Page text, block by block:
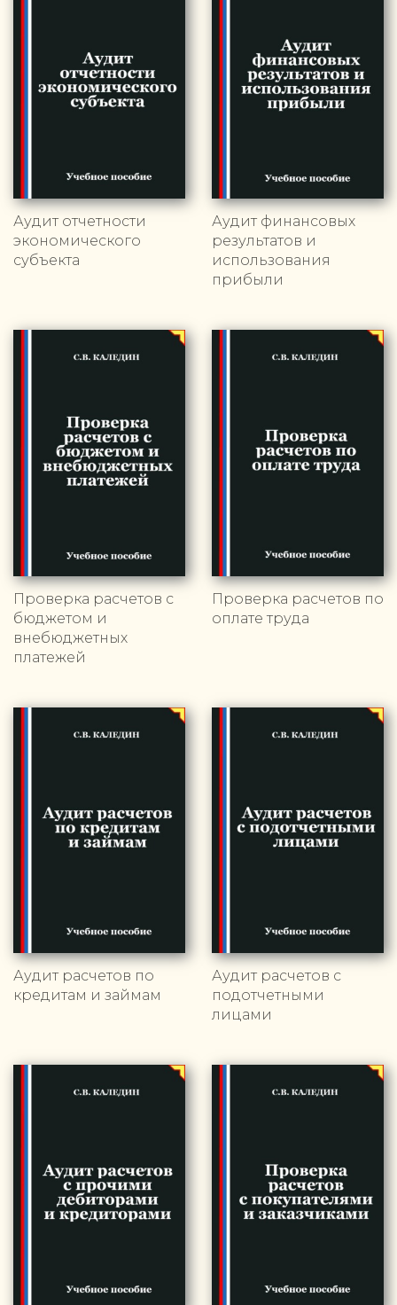
Аудит отчетности
экономического
субъекта
Аудит финансовых
результатов и
использования
прибыли
Проверка расчетов с
бюджетом и
внебюджетных
платежей
Проверка расчетов по
оплате труда
Аудит расчетов по
кредитам и займам
Аудит расчетов с
подотчетными
лицами